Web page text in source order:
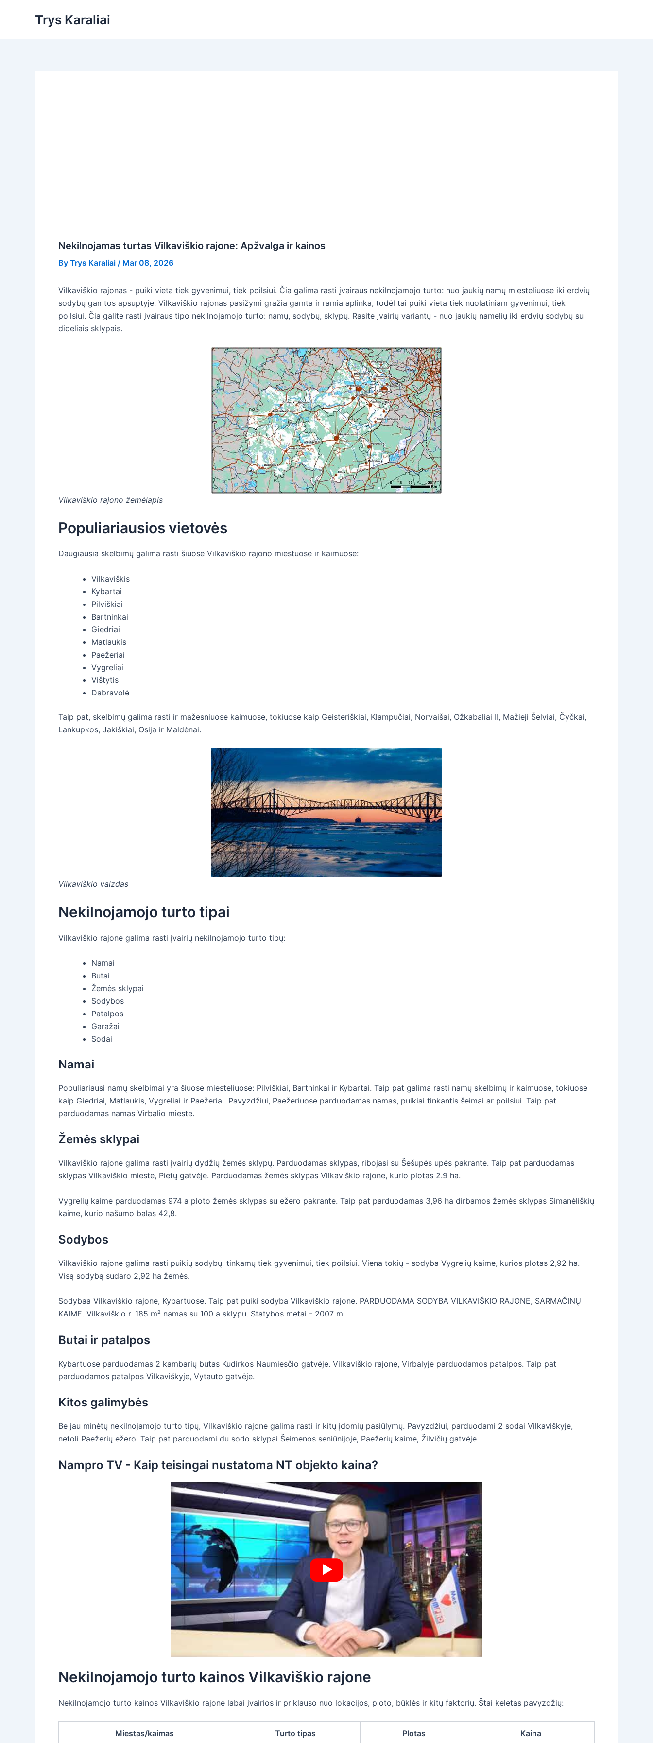
Trys Karaliai
Nekilnojamas turtas Vilkaviškio rajone: Apžvalga ir kainos
By Trys Karaliai / Mar 08, 2026
Vilkaviškio rajonas - puiki vieta tiek gyvenimui, tiek poilsiui. Čia galima rasti įvairaus nekilnojamojo turto: nuo jaukių namų miesteliuose iki erdvių
sodybų gamtos apsuptyje. Vilkaviškio rajonas pasižymi gražia gamta ir ramia aplinka, todėl tai puiki vieta tiek nuolatiniam gyvenimui, tiek
poilsiui. Čia galite rasti įvairaus tipo nekilnojamojo turto: namų, sodybų, sklypų. Rasite įvairių variantų - nuo jaukių namelių iki erdvių sodybų su
dideliais sklypais.
Vilkaviškio rajono žemėlapis
Populiariausios vietovės
Daugiausia skelbimų galima rasti šiuose Vilkaviškio rajono miestuose ir kaimuose:
Vilkaviškis
Kybartai
Pilviškiai
Bartninkai
Giedriai
Matlaukis
Paežeriai
Vygreliai
Vištytis
Dabravolė
Taip pat, skelbimų galima rasti ir mažesniuose kaimuose, tokiuose kaip Geisteriškiai, Klampučiai, Norvaišai, Ožkabaliai II, Mažieji Šelviai, Čyčkai,
Lankupkos, Jakiškiai, Osija ir Maldėnai.
Vilkaviškio vaizdas
Nekilnojamojo turto tipai
Vilkaviškio rajone galima rasti įvairių nekilnojamojo turto tipų:
Namai
Butai
Žemės sklypai
Sodybos
Patalpos
Garažai
Sodai
Namai
Populiariausi namų skelbimai yra šiuose miesteliuose: Pilviškiai, Bartninkai ir Kybartai. Taip pat galima rasti namų skelbimų ir kaimuose, tokiuose
kaip Giedriai, Matlaukis, Vygreliai ir Paežeriai. Pavyzdžiui, Paežeriuose parduodamas namas, puikiai tinkantis šeimai ar poilsiui. Taip pat
parduodamas namas Virbalio mieste.
Žemės sklypai
Vilkaviškio rajone galima rasti įvairių dydžių žemės sklypų. Parduodamas sklypas, ribojasi su Šešupės upės pakrante. Taip pat parduodamas
sklypas Vilkaviškio mieste, Pietų gatvėje. Parduodamas žemės sklypas Vilkaviškio rajone, kurio plotas 2.9 ha.
Vygrelių kaime parduodamas 974 a ploto žemės sklypas su ežero pakrante. Taip pat parduodamas 3,96 ha dirbamos žemės sklypas Simanėliškių
kaime, kurio našumo balas 42,8.
Sodybos
Vilkaviškio rajone galima rasti puikių sodybų, tinkamų tiek gyvenimui, tiek poilsiui. Viena tokių - sodyba Vygrelių kaime, kurios plotas 2,92 ha.
Visą sodybą sudaro 2,92 ha žemės.
Sodybaa Vilkaviškio rajone, Kybartuose. Taip pat puiki sodyba Vilkaviškio rajone. PARDUODAMA SODYBA VILKAVIŠKIO RAJONE, SARMAČINŲ
KAIME. Vilkaviškio r. 185 m² namas su 100 a sklypu. Statybos metai - 2007 m.
Butai ir patalpos
Kybartuose parduodamas 2 kambarių butas Kudirkos Naumiesčio gatvėje. Vilkaviškio rajone, Virbalyje parduodamos patalpos. Taip pat
parduodamos patalpos Vilkaviškyje, Vytauto gatvėje.
Kitos galimybės
Be jau minėtų nekilnojamojo turto tipų, Vilkaviškio rajone galima rasti ir kitų įdomių pasiūlymų. Pavyzdžiui, parduodami 2 sodai Vilkaviškyje,
netoli Paežerių ežero. Taip pat parduodami du sodo sklypai Šeimenos seniūnijoje, Paežerių kaime, Žilvičių gatvėje.
Nampro TV - Kaip teisingai nustatoma NT objekto kaina?
Nekilnojamojo turto kainos Vilkaviškio rajone
Nekilnojamojo turto kainos Vilkaviškio rajone labai įvairios ir priklauso nuo lokacijos, ploto, būklės ir kitų faktorių. Štai keletas pavyzdžių:
Miestas/kaimas Turto tipas Plotas Kaina